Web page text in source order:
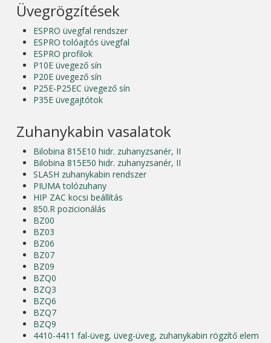
Üvegrögzítések
ESPRO üvegfal rendszer
ESPRO tolóajtós üvegfal
ESPRO profilok
P10E üvegező sín
P20E üvegező sín
P25E-P25EC üvegező sín
P35E üvegajtótok
Zuhanykabin vasalatok
Bilobina 815E10 hidr. zuhanyzsanér, II
Bilobina 815E50 hidr. zuhanyzsanér, II
SLASH zuhanykabin rendszer
PIUMA tolózuhany
HIP ZAC kocsi beállítás
850.R pozicionálás
BZ00
BZ03
BZ06
BZ07
BZ09
BZQ0
BZQ3
BZQ6
BZQ7
BZQ9
4410-4411 fal-üveg, üveg-üveg, zuhanykabin rögzítő elem